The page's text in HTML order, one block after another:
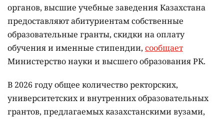
органов, высшие учебные заведения Казахстана
предоставляют абитуриентам собственные
образовательные гранты, скидки на оплату
обучения и именные стипендии, сообщает
Министерство науки и высшего образования РК.
В 2026 году общее количество ректорских,
университетских и внутренних образовательных
грантов, предлагаемых казахстанскими вузами,